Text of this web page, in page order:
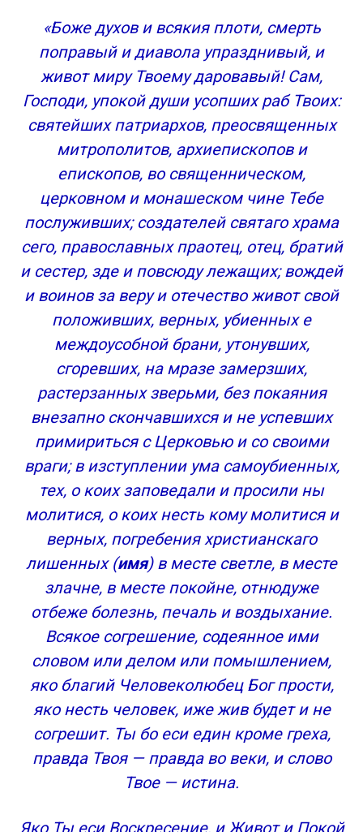
«Боже духов и всякия плоти, смерть
поправый и диавола упразднивый, и
живот миру Твоему даровавый! Сам,
Господи, упокой души усопших раб Твоих:
святейших патриархов, преосвященных
митрополитов, архиепископов и
епископов, во священническом,
церковном и монашеском чине Тебе
послуживших; создателей святаго храма
сего, православных праотец, отец, братий
и сестер, зде и повсюду лежащих; вождей
и воинов за веру и отечество живот свой
положивших, верных, убиенных е
междоусобной брани, утонувших,
сгоревших, на мразе замерзших,
растерзанных зверьми, без покаяния
внезапно скончавшихся и не успевших
примириться с Церковью и со своими
враги; в изступлении ума самоубиенных,
тех, о коих заповедали и просили ны
молитися, о коих несть кому молитися и
верных, погребения христианскаго
лишенных (имя) в месте светле, в месте
злачне, в месте покойне, отнюдуже
отбеже болезнь, печаль и воздыхание.
Всякое согрешение, содеянное ими
словом или делом или помышлением,
яко благий Человеколюбец Бог прости,
яко несть человек, иже жив будет и не
согрешит. Ты бо еси един кроме греха,
правда Твоя — правда во веки, и слово
Твое — истина.
Яко Ты еси Воскресение, и Живот и Покой